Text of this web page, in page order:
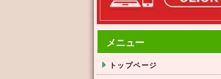
メニュー
トップページ